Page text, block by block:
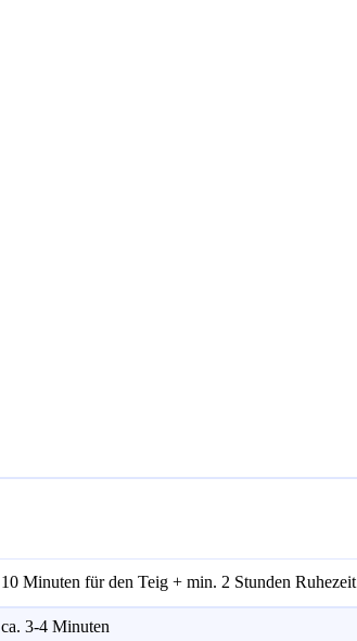
10 Minuten für den Teig + min. 2 Stunden Ruhezeit
ca. 3-4 Minuten